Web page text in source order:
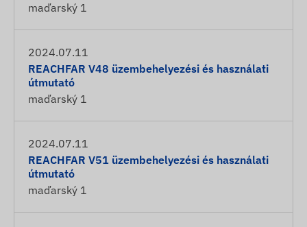
maďarský 1
2024.07.11
REACHFAR V48 üzembehelyezési és használati
útmutató
maďarský 1
2024.07.11
REACHFAR V51 üzembehelyezési és használati
útmutató
maďarský 1